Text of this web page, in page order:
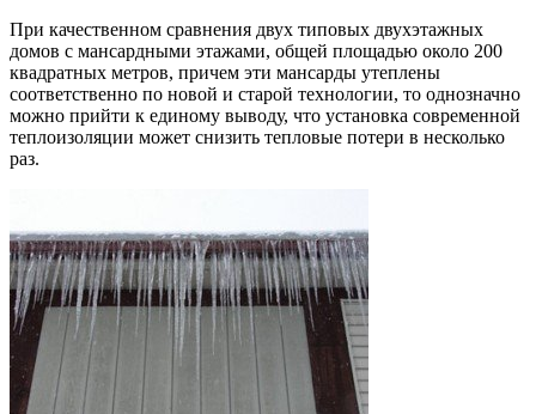
При качественном сравнения двух типовых двухэтажных
домов с мансардными этажами, общей площадью около 200
квадратных метров, причем эти мансарды утеплены
соответственно по новой и старой технологии, то однозначно
можно прийти к единому выводу, что установка современной
теплоизоляции может снизить тепловые потери в несколько
раз.